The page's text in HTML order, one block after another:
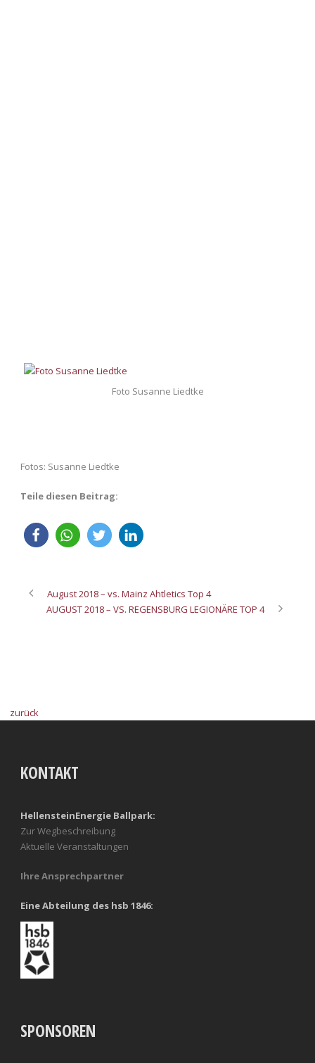
Foto Susanne Liedtke
Fotos: Susanne Liedtke
Teile diesen Beitrag:
August 2018 – vs. Mainz Ahtletics Top 4
AUGUST 2018 – VS. REGENSBURG LEGIONÄRE TOP 4
zurück
KONTAKT
HellensteinEnergie Ballpark:
Zur Wegbeschreibung
Aktuelle Veranstaltungen
Ihre Ansprechpartner
Eine Abteilung des hsb 1846:
SPONSOREN